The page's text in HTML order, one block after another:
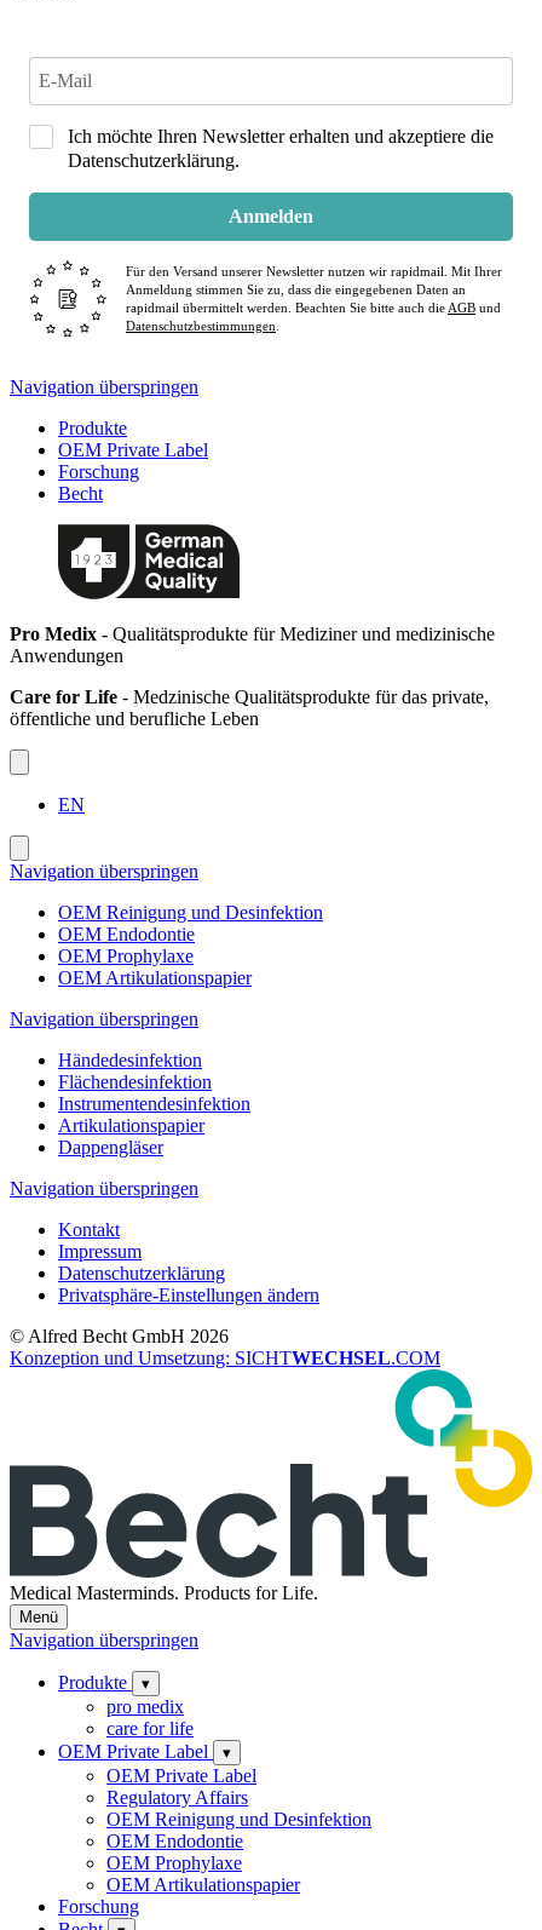
Ich möchte Ihren Newsletter erhalten und akzeptiere die
Datenschutzerklärung.
Anmelden
Für den Versand unserer Newsletter nutzen wir rapidmail. Mit Ihrer
Anmeldung stimmen Sie zu, dass die eingegebenen Daten an
rapidmail übermittelt werden. Beachten Sie bitte auch die AGB und
Datenschutzbestimmungen
Navigation überspringen
Produkte
OEM Private Label
Forschung
Becht
Pro Medix - Qualitätsprodukte für Mediziner und medizinische
Anwendungen
Care for Life - Medzinische Qualitätsprodukte für das private,
öffentliche und berufliche Leben
EN
Navigation überspringen
OEM Reinigung und Desinfektion
OEM Endodontie
OEM Prophylaxe
OEM Artikulationspapier
Navigation überspringen
Händedesinfektion
Flächendesinfektion
Instrumentendesinfektion
Artikulationspapier
Dappengläser
Navigation überspringen
Kontakt
Impressum
Datenschutzerklärung
Privatsphäre-Einstellungen ändern
© Alfred Becht GmbH 2026
Konzeption und Umsetzung: SICHTWECHSEL.COM
Medical Masterminds. Products for Life.
Menü
Navigation überspringen
Produkte ▾
pro medix
care for life
OEM Private Label
▾
OEM Private Label
Regulatory Affairs
OEM Reinigung und Desinfektion
OEM Endodontie
OEM Prophylaxe
OEM Artikulationspapier
Forschung